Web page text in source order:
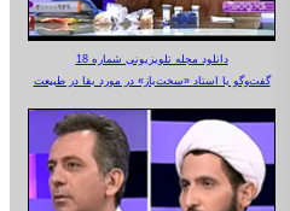
دانلود مجله تلویزیونی شماره 18
گفت‌وگو با استاد «سخت‌باز» در مورد بقا در طبیعت